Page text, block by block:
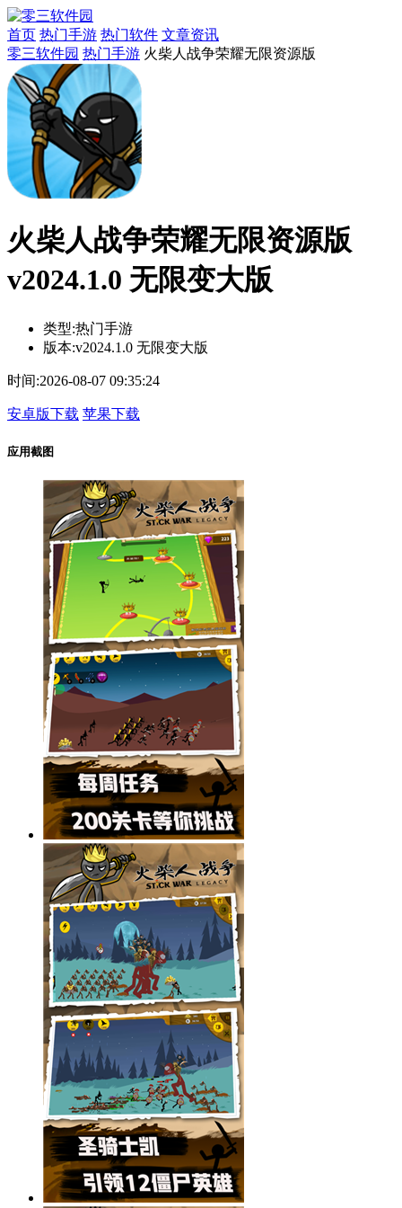
首页 热门手游 热门软件 文章资讯
零三软件园 热门手游 火柴人战争荣耀无限资源版
火柴人战争荣耀无限资源版
v2024.1.0 无限变大版
类型:热门手游
版本:v2024.1.0 无限变大版
时间:2026-08-07 09:35:24
安卓版下载 苹果下载
应用截图